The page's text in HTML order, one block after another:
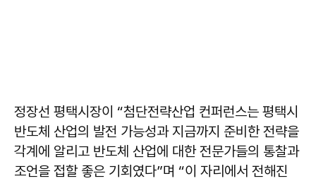
정장선 평택시장이 “첨단전략산업 컨퍼런스는 평택시
반도체 산업의 발전 가능성과 지금까지 준비한 전략을
각계에 알리고 반도체 산업에 대한 전문가들의 통찰과
조언을 접할 좋은 기회였다”며 “이 자리에서 전해진